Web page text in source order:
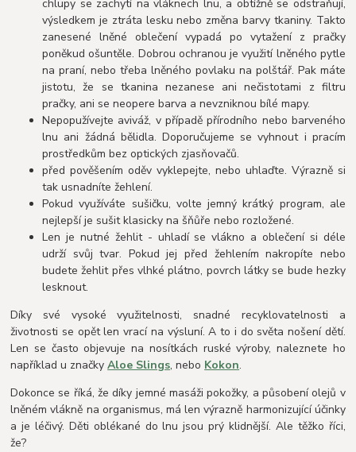
chlupy se zachytí na vláknech lnu, a obtížně se odstraňují,
výsledkem je ztráta lesku nebo změna barvy tkaniny. Takto
zanesené lněné oblečení vypadá po vytažení z pračky
poněkud ošuntěle. Dobrou ochranou je využití lněného pytle
na praní, nebo třeba lněného povlaku na polštář. Pak máte
jistotu, že se tkanina nezanese ani nečistotami z filtru
pračky, ani se neopere barva a nevzniknou bílé mapy.
Nepopužívejte aviváž, v případě přírodního nebo barveného
lnu ani žádná bělidla. Doporučujeme se vyhnout i pracím
prostředkům bez optických zjasňovačů.
před pověšením oděv vyklepejte, nebo uhlaďte. Výrazně si
tak usnadníte žehlení.
Pokud využíváte sušičku, volte jemný krátký program, ale
nejlepší je sušit klasicky na šňůře nebo rozložené.
Len je nutné žehlit - uhladí se vlákno a oblečení si déle
udrží svůj tvar. Pokud jej před žehlením nakropíte nebo
budete žehlit přes vlhké plátno, povrch látky se bude hezky
lesknout.
Díky své vysoké využitelnosti, snadné recyklovatelnosti a
životnosti se opět len vrací na výsluní. A to i do světa nošení dětí.
Len se často objevuje na nosítkách ruské výroby, naleznete ho
například u značkyAloe Slings, nebo Kokon.
Dokonce se říká, že díky jemné masáži pokožky, a působení olejů v
lněném vlákně na organismus, má len výrazně harmonizující účinky
a je léčivý. Děti oblékané do lnu jsou prý klidnější. Ale těžko říci,
že?